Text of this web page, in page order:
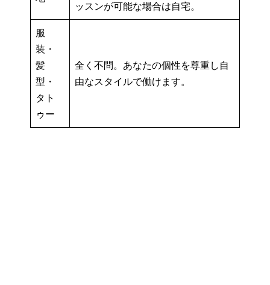
ッスンが可能な場合は自宅。
服
装・
髪
型・
タト
ゥー
全く不問。あなたの個性を尊重し自
由なスタイルで働けます。